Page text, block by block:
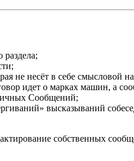
не несёт в себе смысловой
идет о марках машин, а
Сообщений;
высказываний
собственных